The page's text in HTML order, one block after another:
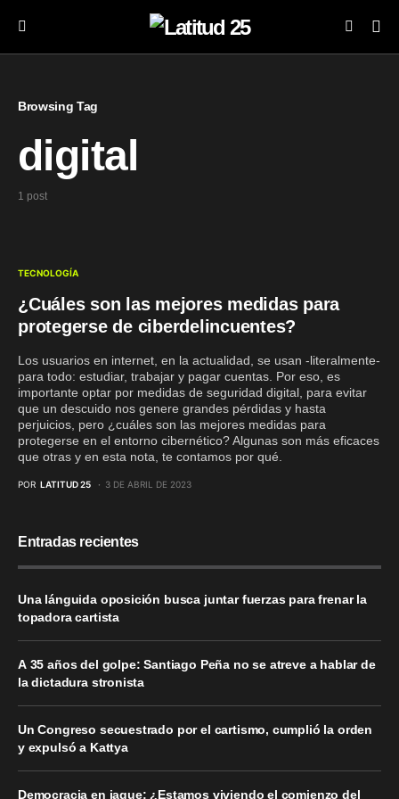
Browsing Tag
digital
1 post
TECNOLOGÍA
¿Cuáles son las mejores medidas para
protegerse de ciberdelincuentes?
Los usuarios en internet, en la actualidad, se usan -literalmente-
para todo: estudiar, trabajar y pagar cuentas. Por eso, es
importante optar por medidas de seguridad digital, para evitar
que un descuido nos genere grandes pérdidas y hasta
perjuicios, pero ¿cuáles son las mejores medidas para
protegerse en el entorno cibernético? Algunas son más eficaces
que otras y en esta nota, te contamos por qué.
POR LATITUD 25 3 DE ABRIL DE 2023
Entradas recientes
Una lánguida oposición busca juntar fuerzas para frenar la
topadora cartista
A 35 años del golpe: Santiago Peña no se atreve a hablar de
la dictadura stronista
Un Congreso secuestrado por el cartismo, cumplió la orden
y expulsó a Kattya
Democracia en jaque: ¿Estamos viviendo el comienzo del